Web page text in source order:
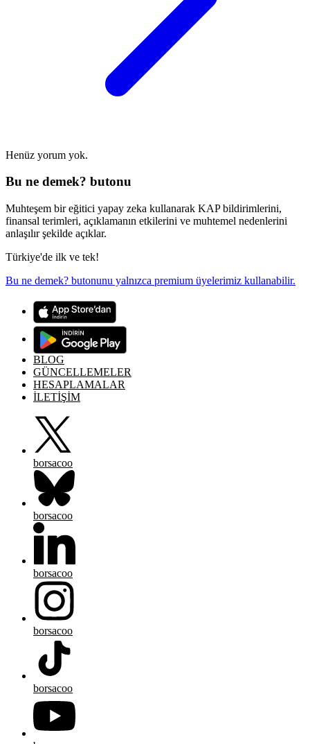
Henüz yorum yok.
Bu ne demek? butonu
Muhteşem bir eğitici yapay zeka kullanarak KAP bildirimlerini,
finansal terimleri, açıklamanın etkilerini ve muhtemel nedenlerini
anlaşılır şekilde açıklar.
Türkiye'de ilk ve tek!
Bu ne demek? butonunu yalnızca premium üyelerimiz kullanabilir.
BLOG
GÜNCELLEMELER
HESAPLAMALAR
İLETİŞİM
borsacoo
borsacoo
borsacoo
borsacoo
borsacoo